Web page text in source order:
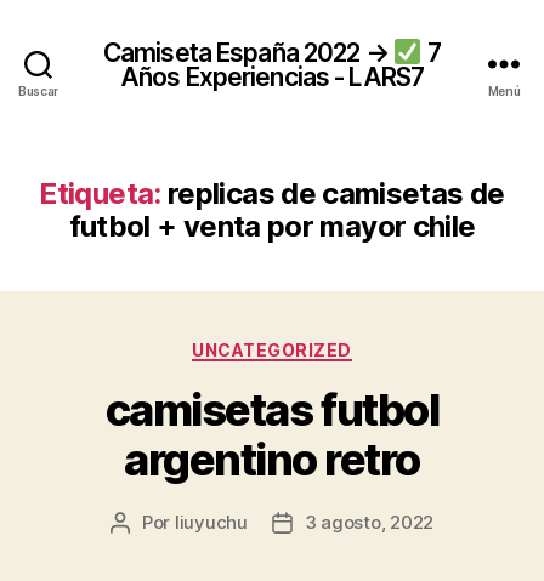
Buscar
Camiseta España 2022 →
7
Años Experiencias - LARS7
Menú
Etiqueta: replicas de camisetas de
futbol + venta por mayor chile
Categorías
UNCATEGORIZED
camisetas futbol
argentino retro
Autor
Por liuyuchu
Fecha3 agosto, 2022